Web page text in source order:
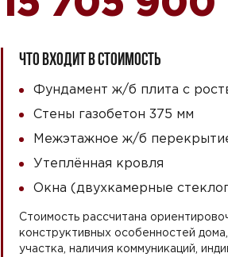
ЧТО ВХОДИТ В СТОИМОСТЬ
Фундамент ж/б плита с
Стены газобетон 375 мм
Межэтажное ж/б
Утеплённая кровля
Окна (двухкамерные
Стоимость рассчитана
конструктивных особенностей
участка, наличия коммуникаций,